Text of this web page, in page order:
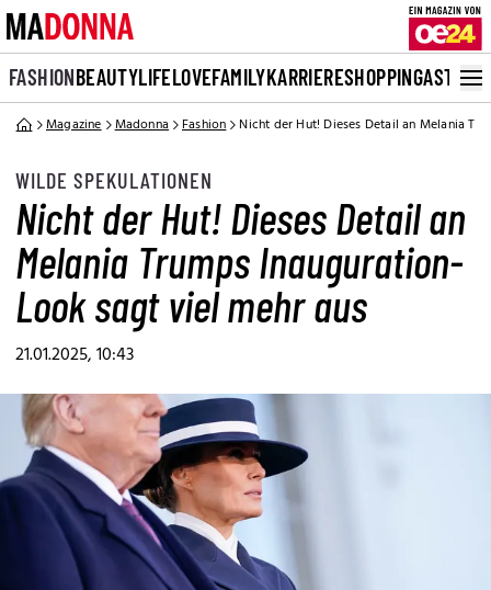
FASHIONBEAUTYLIFELOVEFAMILYKARRIERESHOPPINGASTRO
Magazine Madonna Fashion Nicht der Hut! Dieses Detail an Melania
WILDE SPEKULATIONEN
Nicht der Hut! Dieses Detail an
Melania Trumps Inauguration-
Look sagt viel mehr aus
21.01.2025, 10:43